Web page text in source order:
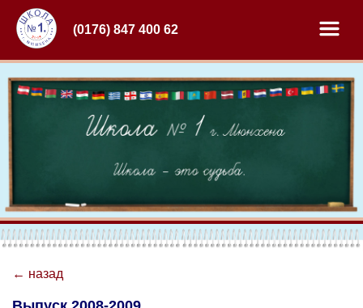
(0176) 847 400 62
← назад